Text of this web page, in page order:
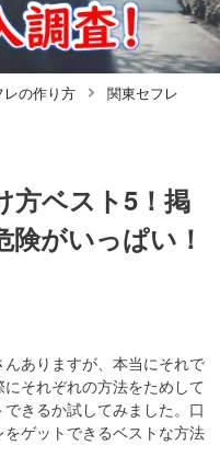
レの作り方 関東セフレ
方ベスト5！掲
がいっぱい！
ありますが、本当にそれで
それぞれの方法をためして
きるか試してみました。口
ゲットできるベストな方法